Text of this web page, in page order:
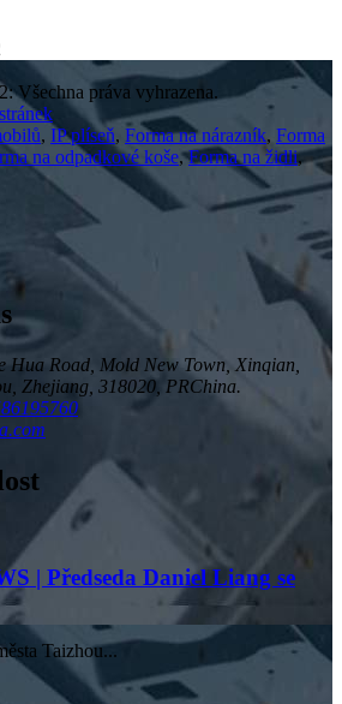
Všechna práva vyhrazena.
, IP plíseň, Forma na nárazník, Forma
na odpadkové koše,Forma na židli,
Hua Road, Mold New Town, Xinqian,
Zhejiang, 318020, PRChina.
| Předseda Daniel Liang se
Taizhou...